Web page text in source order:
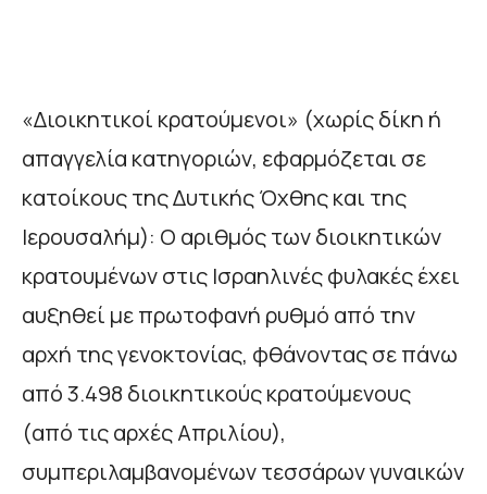
«Διοικητικοί κρατούμενοι» (χωρίς δίκη ή
απαγγελία κατηγοριών, εφαρμόζεται σε
κατοίκους της Δυτικής Όχθης και της
Ιερουσαλήμ): Ο αριθμός των διοικητικών
κρατουμένων στις Ισραηλινές φυλακές έχει
αυξηθεί με πρωτοφανή ρυθμό από την
αρχή της γενοκτονίας, φθάνοντας σε πάνω
από 3.498 διοικητικούς κρατούμενους
(από τις αρχές Απριλίου),
συμπεριλαμβανομένων τεσσάρων γυναικών